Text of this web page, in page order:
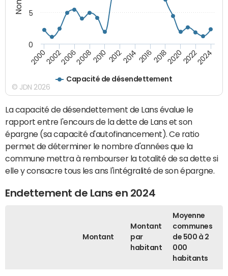
Capacité de désendettement
20002002200620082010 2012201420162018202020222024
0
5
© JDN 2026
La capacité de désendettement de Lans évalue le
rapport entre l'encours de la dette de Lans et son
épargne (sa capacité d'autofinancement). Ce ratio
permet de déterminer le nombre d'années que la
commune mettra à rembourser la totalité de sa dette si
elle y consacre tous les ans l'intégralité de son épargne.
Endettement de Lans en 2024
Montant
Montant
par
habitant
Moyenne
communes
de 500 à 2
000
habitants